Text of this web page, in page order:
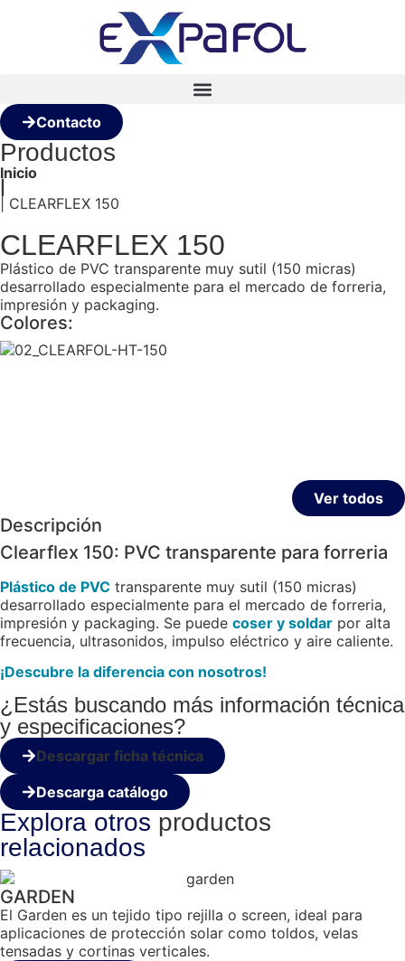
Contacto
Productos
Inicio
| CLEARFLEX 150
CLEARFLEX 150
Plástico de PVC transparente muy sutil (150 micras)
desarrollado especialmente para el mercado de forreria,
impresión y packaging.
Colores:
Ver todos
Descripción
Clearflex 150: PVC transparente para forreria
Plástico de PVC transparente muy sutil (150 micras)
desarrollado especialmente para el mercado de forreria,
impresión y packaging. Se puede coser y soldar por alta
frecuencia, ultrasonidos, impulso eléctrico y aire caliente.
¡Descubre la diferencia con nosotros!
¿Estás buscando más información técnica
y especificaciones?
Descargar ficha técnica
Descarga catálogo
Explora otros productos
relacionados
GARDEN
El Garden es un tejido tipo rejilla o screen, ideal para
aplicaciones de protección solar como toldos, velas
tensadas y cortinas verticales.